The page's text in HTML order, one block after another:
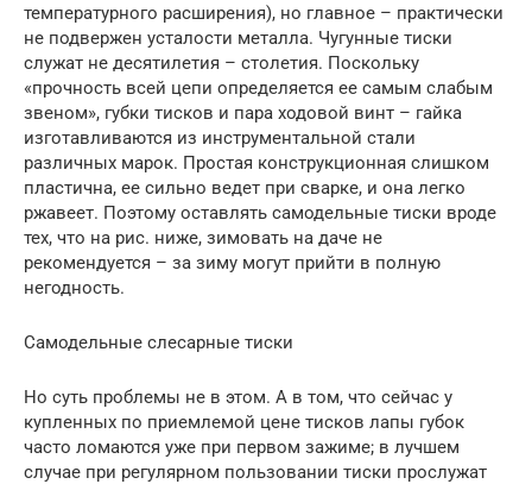
температурного расширения), но главное – практически
не подвержен усталости металла. Чугунные тиски
служат не десятилетия – столетия. Поскольку
«прочность всей цепи определяется ее самым слабым
звеном», губки тисков и пара ходовой винт – гайка
изготавливаются из инструментальной стали
различных марок. Простая конструкционная слишком
пластична, ее сильно ведет при сварке, и она легко
ржавеет. Поэтому оставлять самодельные тиски вроде
тех, что на рис. ниже, зимовать на даче не
рекомендуется – за зиму могут прийти в полную
негодность.
Самодельные слесарные тиски
Но суть проблемы не в этом. А в том, что сейчас у
купленных по приемлемой цене тисков лапы губок
часто ломаются уже при первом зажиме; в лучшем
случае при регулярном пользовании тиски прослужат